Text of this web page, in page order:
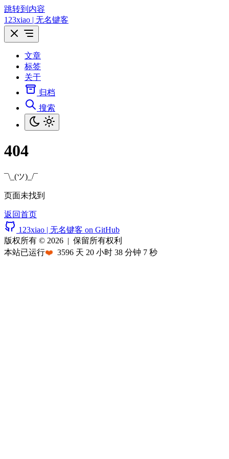
跳转到内容
123xiao | 无名键客
文章
标签
关于
归档
搜索
404
¯\_(ツ)_/¯
页面未找到
返回首页
123xiao | 无名键客 on GitHub
版权所有 © 2026 | 保留所有权利
本站已运行❤️ 3596 天 20 小时 38 分钟 7 秒